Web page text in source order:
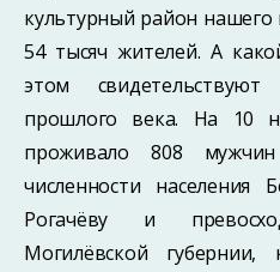
культурный район
54 тысяч жителей. А
этом
прошлого века. На 10
проживало 808
численности населения
Рогачёву и
Могилёвской